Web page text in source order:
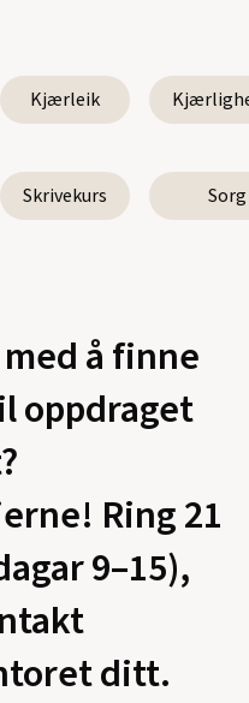
Kjærleik
Skrivekurs Sorg
å finne
oppdraget
Ring 21
9–15),
ditt.